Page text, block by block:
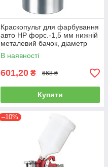
Краскопульт для фарбування
авто HP форс.-1,5 мм нижній
металевий бачок, діаметр
AUARITA S-990S-1.5
В наявності
601,20 ₴ 668 ₴
Купити
–10%